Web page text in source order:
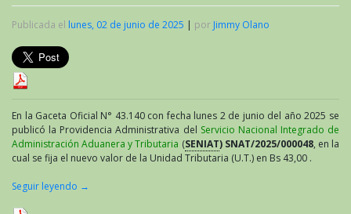
Publicada el lunes, 02 de junio de 2025 | por Jimmy Olano
En la Gaceta Oficial N° 43.140 con fecha lunes 2 de junio del año 2025 se
publicó la Providencia Administrativa del Servicio Nacional Integrado de
Administración Aduanera y Tributaria (SENIAT) SNAT/2025/000048, en la
cual se fija el nuevo valor de la Unidad Tributaria (U.T.) en Bs 43,00 .
Seguir leyendo →